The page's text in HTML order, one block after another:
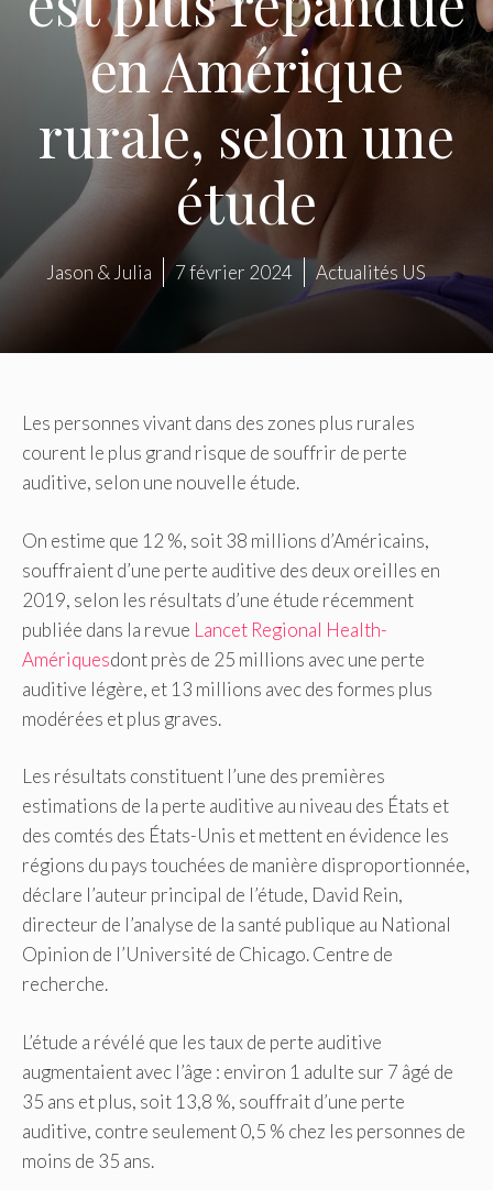
en Amérique
rurale, selon une
étude
Jason & Julia 7 février 2024 Actualités US
Les personnes vivant dans des zones plus rurales
courent le plus grand risque de souffrir de perte
auditive, selon une nouvelle étude.
On estime que 12 %, soit 38 millions d’Américains,
souffraient d’une perte auditive des deux oreilles en
2019, selon les résultats d’une étude récemment
publiée dans la revue Lancet Regional Health-
Amériquesdont près de 25 millions avec une perte
auditive légère, et 13 millions avec des formes plus
modérées et plus graves.
Les résultats constituent l’une des premières
estimations de la perte auditive au niveau des États et
des comtés des États-Unis et mettent en évidence les
régions du pays touchées de manière disproportionnée,
déclare l’auteur principal de l’étude, David Rein,
directeur de l’analyse de la santé publique au National
Opinion de l’Université de Chicago. Centre de
recherche.
L’étude a révélé que les taux de perte auditive
augmentaient avec l’âge : environ 1 adulte sur 7 âgé de
35 ans et plus, soit 13,8 %, souffrait d’une perte
auditive, contre seulement 0,5 % chez les personnes de
moins de 35 ans.